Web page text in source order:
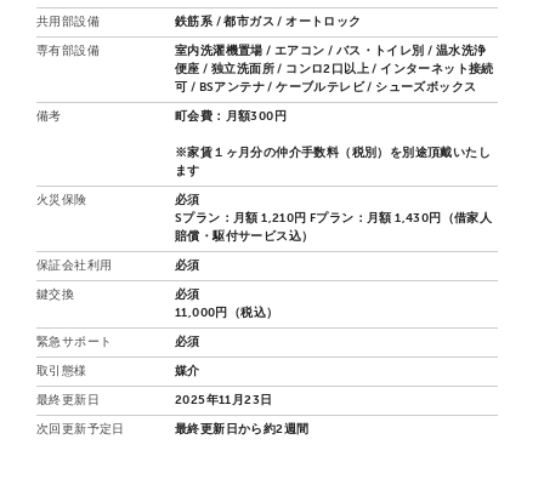
共用部設備 鉄筋系 / 都市ガス / オートロック
専有部設備
室内洗濯機置場 / エアコン / バス・トイレ別 / 温水洗浄
便座 / 独立洗面所 / コンロ2口以上 / インターネット接続
可 / BSアンテナ / ケーブルテレビ / シューズボックス
備考 町会費：月額300円
※家賃１ヶ月分の仲介手数料（税別）を別途頂戴いたし
ます
火災保険
必須
Sプラン：月額 1,210円 Fプラン：月額 1,430円（借家人
賠償・駆付サービス込）
保証会社利用 必須
鍵交換
必須
11,000円（税込）
緊急サポート 必須
取引態様 媒介
最終更新日 2025年11月23日
次回更新予定日 最終更新日から約2週間